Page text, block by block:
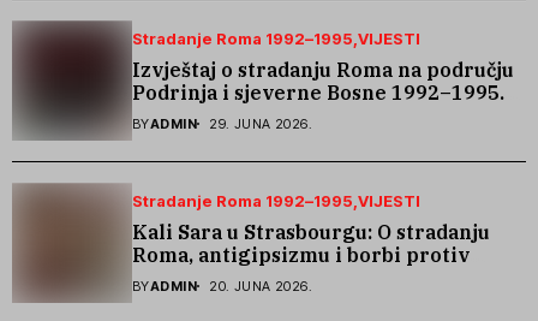
Stradanje Roma 1992–1995 VIJESTI
Izvještaj o stradanju Roma na području
Podrinja i sjeverne Bosne 1992–1995.
godine
BYADMIN 29. JUNA 2026.
Stradanje Roma 1992–1995 VIJESTI
Kali Sara u Strasbourgu: O stradanju
Roma, antigipsizmu i borbi protiv
govora mržnje
BYADMIN 20. JUNA 2026.